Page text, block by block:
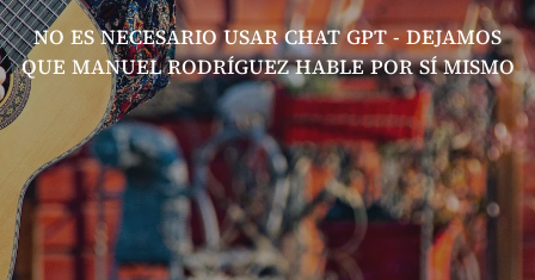
NO ES NECESARIO USAR CHAT GPT - DEJAMOS
QUE MANUEL RODRÍGUEZ HABLE POR SÍ MISMO